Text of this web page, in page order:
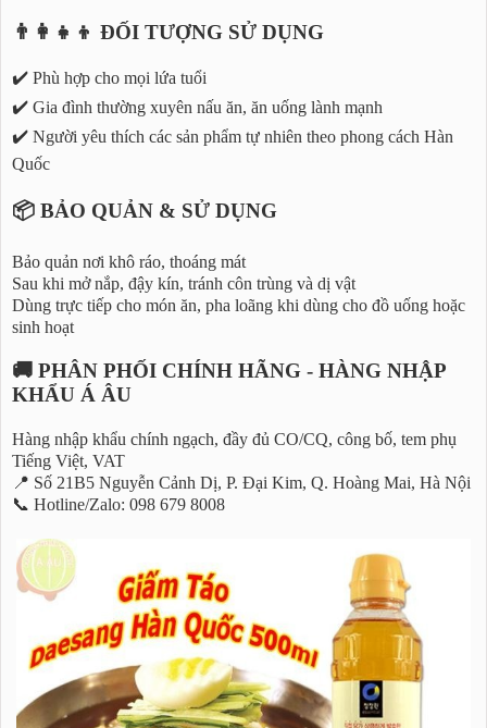
👨‍👩‍👧‍👦 ĐỐI TƯỢNG SỬ DỤNG
✔️ Phù hợp cho mọi lứa tuổi
✔️ Gia đình thường xuyên nấu ăn, ăn uống lành mạnh
✔️ Người yêu thích các sản phẩm tự nhiên theo phong cách Hàn
Quốc
📦 BẢO QUẢN & SỬ DỤNG
Bảo quản nơi khô ráo, thoáng mát
Sau khi mở nắp, đậy kín, tránh côn trùng và dị vật
Dùng trực tiếp cho món ăn, pha loãng khi dùng cho đồ uống hoặc
sinh hoạt
🚚 PHÂN PHỐI CHÍNH HÃNG - HÀNG NHẬP
KHẨU Á ÂU
Hàng nhập khẩu chính ngạch, đầy đủ CO/CQ, công bố, tem phụ
Tiếng Việt, VAT
📍 Số 21B5 Nguyễn Cảnh Dị, P. Đại Kim, Q. Hoàng Mai, Hà Nội
📞 Hotline/Zalo: 098 679 8008